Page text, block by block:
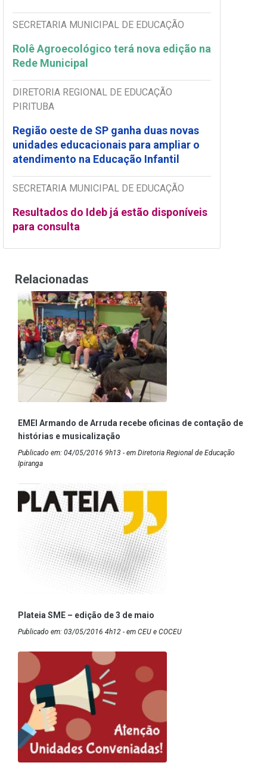
SECRETARIA MUNICIPAL DE EDUCAÇÃO
Rolê Agroecológico terá nova edição na
Rede Municipal
DIRETORIA REGIONAL DE EDUCAÇÃO
PIRITUBA
Região oeste de SP ganha duas novas
unidades educacionais para ampliar o
atendimento na Educação Infantil
SECRETARIA MUNICIPAL DE EDUCAÇÃO
Resultados do Ideb já estão disponíveis
para consulta
Relacionadas
EMEI Armando de Arruda recebe oficinas de contação de
histórias e musicalização
Publicado em: 04/05/2016 9h13 - em Diretoria Regional de Educação
Ipiranga
Plateia SME – edição de 3 de maio
Publicado em: 03/05/2016 4h12 - em CEU e COCEU